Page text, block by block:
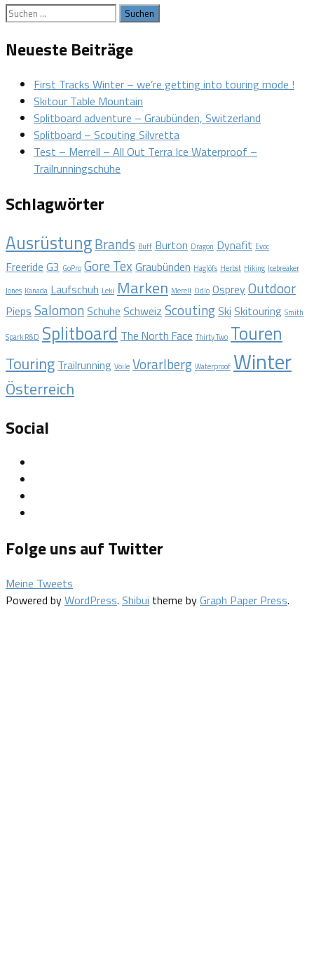
Suchen
Neueste Beiträge
First Tracks Winter – we’re getting into touring mode !
Skitour Table Mountain
Splitboard adventure – Graubünden, Switzerland
Splitboard – Scouting Silvretta
Test – Merrell – All Out Terra Ice Waterproof –
Trailrunningschuhe
Schlagwörter
AusrüstungBrands Buff Burton Dragon Dynafit Evoc
Freeride G3 GoPro Gore Tex Graubünden Haglöfs Herbst Hiking Icebreaker
Jones Kanada Laufschuh Leki Marken Merell Odlo Osprey Outdoor
Pieps Salomon Schuhe Schweiz Scouting Ski Skitouring Smith
Spark R&D Splitboard The North Face Thirty Two Touren
Touring Trailrunning Voile Vorarlberg Waterproof Winter
Österreich
Social
anzeigen
Twitter
anzeigen
auf
Instagram
anzeigen
Backcountryxperience
auf
Vimeo
anzeigen
Folge uns auf Twitter
Meine Tweets
Powered byWordPress. Shibui theme byGraph Paper Press.